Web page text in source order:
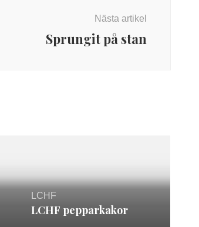
Nästa artikel
Sprungit på stan
LCHF
LCHF pepparkakor